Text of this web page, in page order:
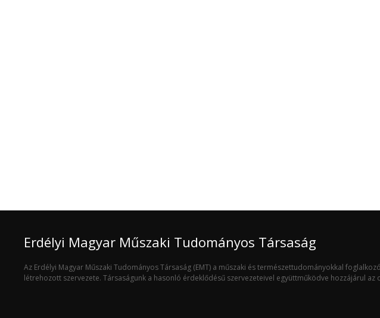
Erdélyi Magyar Műszaki Tudományos Társaság
Az Erdélyi Magyar Műszaki Tudományos Társaság (EMT) a műszaki és természettudományokkal
létrehozott szervezete. Társaságunk a hasonló érdeklődésű szervezeteivel együttműködve hozzájárul